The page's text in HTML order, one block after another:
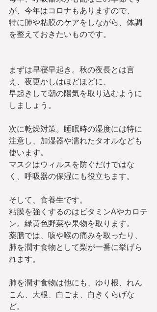
が、今年はコロナもありますので、
特に肺や粘膜のケアをしながら、体調
を整えておきたいものです。
まずは早寝早起き。秋の夜長とは言
え、夜更かしはほどほどに、
早起きして朝の陽気を取り込むように
しましょう。
次に乾燥対策。睡眠時の湿度には特に
注意し、加湿器や濡れたタオルなども
使います。
マスクはウィルスを防ぐだけではな
く、呼吸器の保湿にも役立ちます。
そして、食養生です。
粘膜を強くするのはビタミンAやカロテ
ン。緑黄色野菜や果物を取ります。
薬膳では、咳や喉の痛みを取ったり、
肺を潤す食物として梨が一番に挙げら
れます。
肺を潤す食物は他にも、ゆり根、れん
こん、大根、白ごま、白きくらげな
ど。